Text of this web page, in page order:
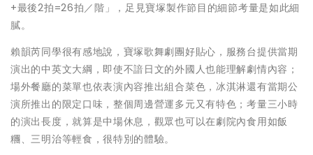
+最後2拍=26拍／階」，足見寶塚製作節目的細節考量是如此細
膩。
賴韻芮同學很有感地說，寶塚歌舞劇團好貼心，服務台提供當期
演出的中英文大綱，即使不諳日文的外國人也能理解劇情內容；
場外餐廳的菜單也依表演內容推出組合菜色，冰淇淋還有當期公
演所推出的限定口味，整個周邊營運多元又有特色；考量三小時
的演出長度，就算是中場休息，觀眾也可以在劇院內食用如飯
糰、三明治等輕食，很特別的體驗。